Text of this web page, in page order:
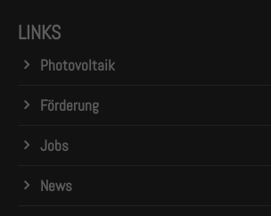
LINKS
Photovoltaik
Förderung
Jobs
News